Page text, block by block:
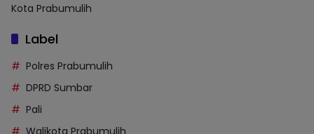
Kota Prabumulih
Label
Polres Prabumulih
DPRD Sumbar
Pali
Walikota Prabumulih